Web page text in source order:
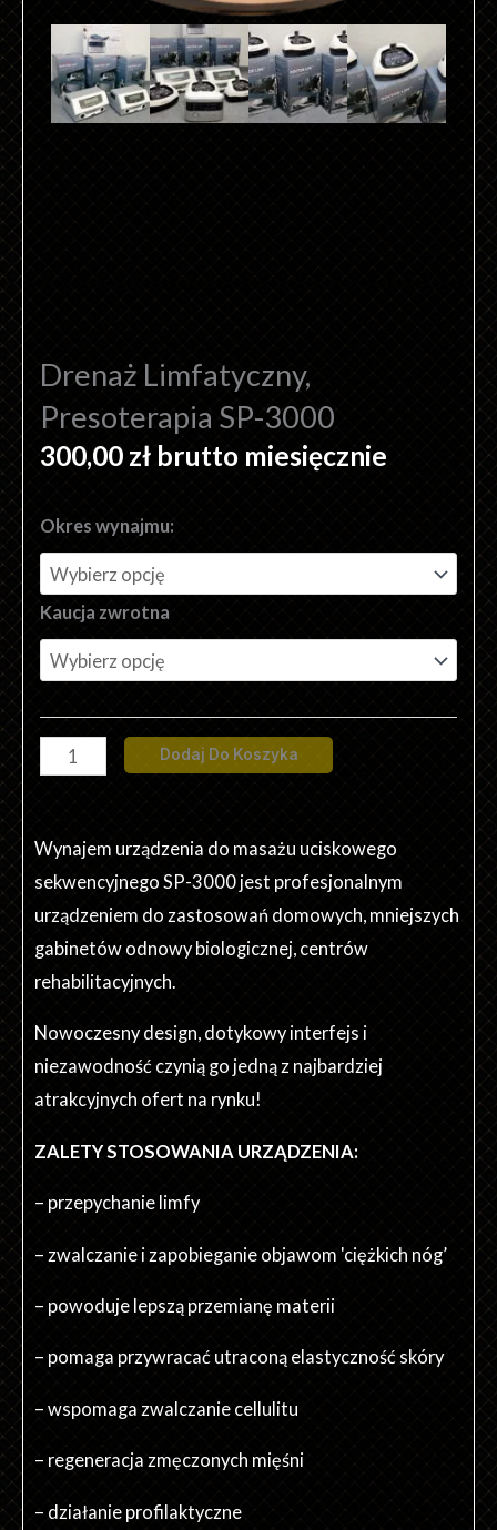
Drenaż Limfatyczny,
Presoterapia SP-3000
300,00 zł brutto miesięcznie
Okres wynajmu:
Kaucja zwrotna
ilość
Drenaż
Limfatyczny,
Presoterapia
SP-
Dodaj Do Koszyka
Wynajem urządzenia do masażu uciskowego
sekwencyjnego SP-3000 jest profesjonalnym
urządzeniem do zastosowań domowych, mniejszych
gabinetów odnowy biologicznej, centrów
rehabilitacyjnych.
Nowoczesny design, dotykowy interfejs i
niezawodność czynią go jedną z najbardziej
atrakcyjnych ofert na rynku!
ZALETY STOSOWANIA URZĄDZENIA:
– przepychanie limfy
– zwalczanie i zapobieganie objawom 'ciężkich nóg’
– powoduje lepszą przemianę materii
– pomaga przywracać utraconą elastyczność skóry
– wspomaga zwalczanie cellulitu
– regeneracja zmęczonych mięśni
– działanie profilaktyczne